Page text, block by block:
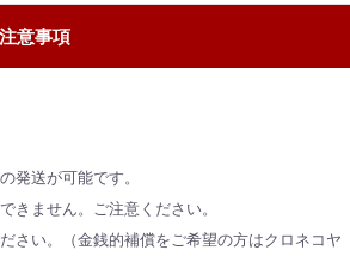
意事項
発送が可能です。
きません。ご注意ください。
さい。（金銭的補償をご希望の方はクロネコヤ